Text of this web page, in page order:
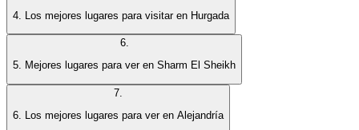
4. Los mejores lugares para visitar en Hurgada
6.
5. Mejores lugares para ver en Sharm El Sheikh
7
6. Los mejores lugares para ver en Alejandría